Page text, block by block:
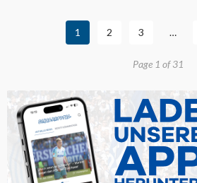
1 2 3 …
Page 1 of 31